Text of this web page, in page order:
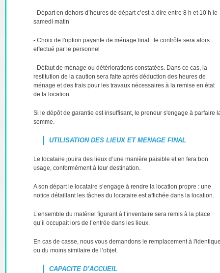
- Départ en dehors d’heures de départ c’est-à dire entre 8 h et 10 h le
samedi matin
- Choix de l'option payante de ménage final : le contrôle sera alors
effectué par le personnel
- Défaut de ménage ou détériorations constatées. Dans ce cas, la
restitution de la caution sera faite après déduction des heures de
ménage et des frais pour les travaux nécessaires à la remise en état
de la location.
Si le dépôt de garantie est insuffisant, le preneur s'engage à parfaire
somme.
UTILISATION DES LIEUX ET MENAGE FINAL
Le locataire jouira des lieux d’une manière paisible et en fera bon
usage, conformément à leur destination.
A son départ le locataire s’engage à rendre la location propre : une
notice détaillant les tâches du locataire est affichée dans la location.
L’ensemble du matériel figurant à l’inventaire sera remis à la place
qu’il occupait lors de l’entrée dans les lieux.
En cas de casse, nous vous demandons le remplacement à
ou du moins similaire de l’objet.
CAPACITE D’ACCUEIL